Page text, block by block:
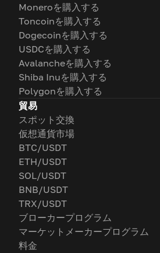
Moneroを購入する
Toncoinを購入する
Dogecoinを購入する
USDCを購入する
Avalancheを購入する
Shiba Inuを購入する
Polygonを購入する
貿易
スポット交換
仮想通貨市場
BTC/USDT
ETH/USDT
SOL/USDT
BNB/USDT
TRX/USDT
ブローカープログラム
マーケットメーカープログラム
料金